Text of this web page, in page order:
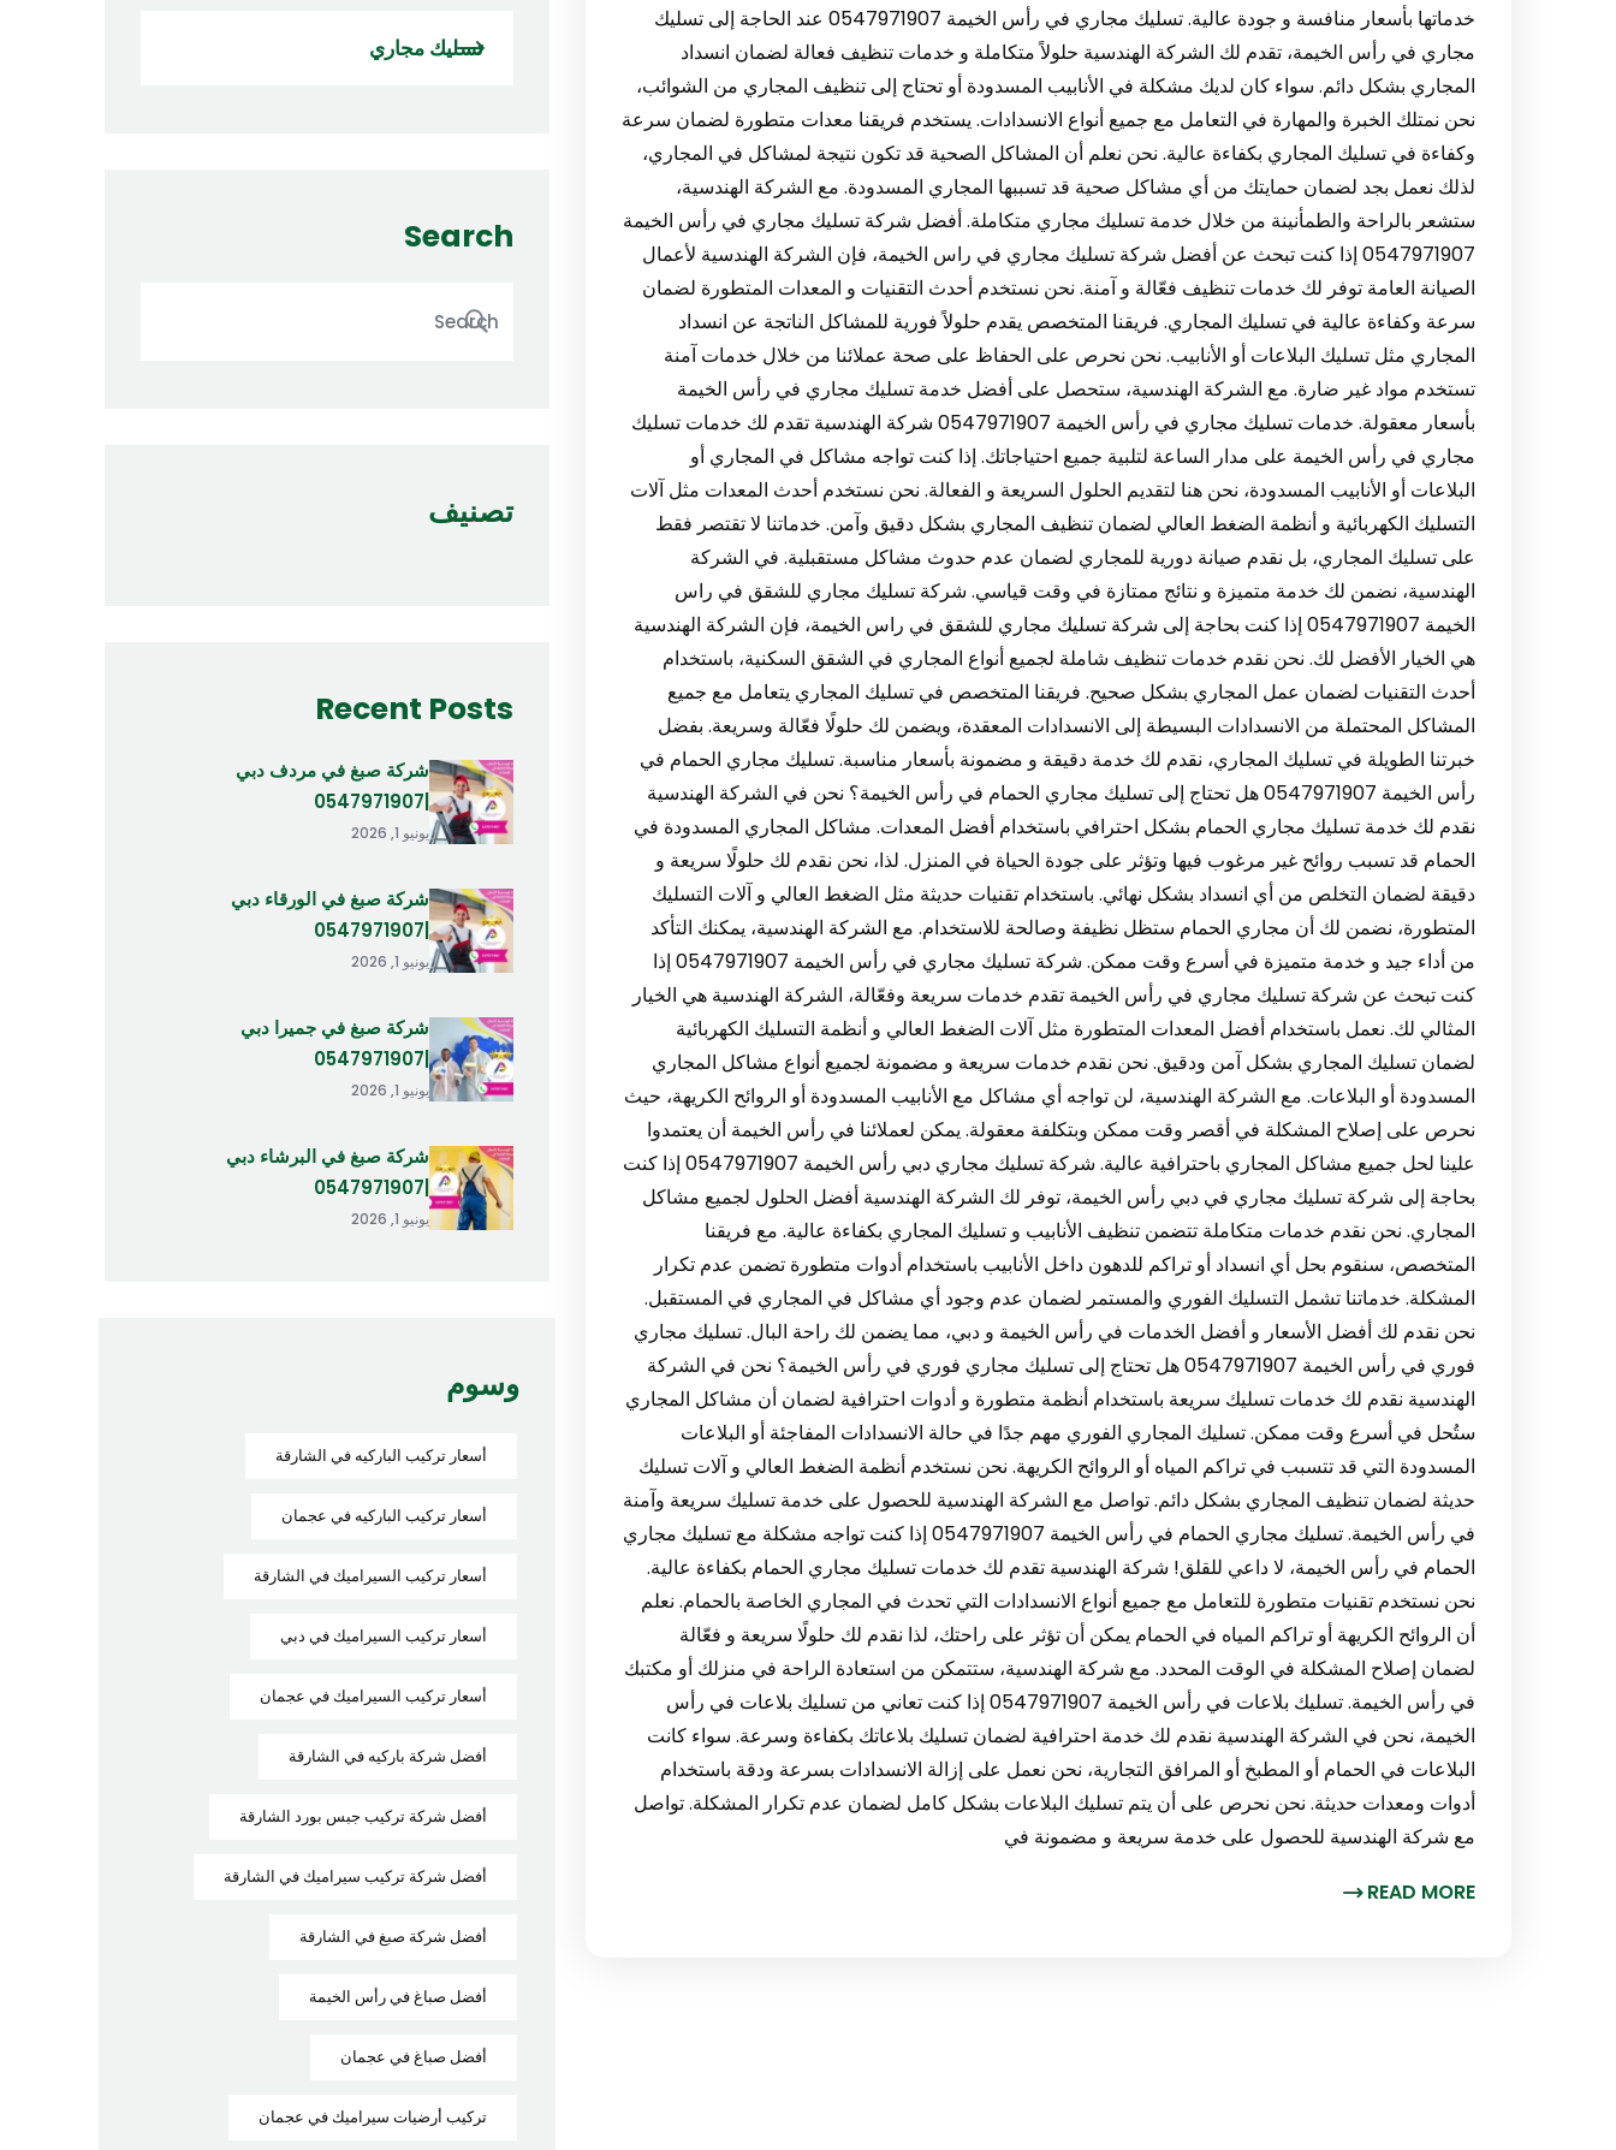
خدماتها بأسعار منافسة و جودة عالية. تسليك مجاري في رأس الخيمة 0547971907 عند الحاجة إلى تسليك
مجاري في رأس الخيمة، تقدم لك الشركة الهندسية حلولاً متكاملة و خدمات تنظيف فعالة لضمان انسداد
المجاري بشكل دائم. سواء كان لديك مشكلة في الأنابيب المسدودة أو تحتاج إلى تنظيف المجاري من الشوائب،
نحن نمتلك الخبرة والمهارة في التعامل مع جميع أنواع الانسدادات. يستخدم فريقنا معدات متطورة لضمان سرعة
وكفاءة في تسليك المجاري بكفاءة عالية. نحن نعلم أن المشاكل الصحية قد تكون نتيجة لمشاكل في المجاري،
لذلك نعمل بجد لضمان حمايتك من أي مشاكل صحية قد تسببها المجاري المسدودة. مع الشركة الهندسية،
ستشعر بالراحة والطمأنينة من خلال خدمة تسليك مجاري متكاملة. أفضل شركة تسليك مجاري في رأس الخيمة
0547971907 إذا كنت تبحث عن أفضل شركة تسليك مجاري في راس الخيمة، فإن الشركة الهندسية لأعمال
الصيانة العامة توفر لك خدمات تنظيف فعّالة و آمنة. نحن نستخدم أحدث التقنيات و المعدات المتطورة لضمان
سرعة وكفاءة عالية في تسليك المجاري. فريقنا المتخصص يقدم حلولاً فورية للمشاكل الناتجة عن انسداد
المجاري مثل تسليك البلاعات أو الأنابيب. نحن نحرص على الحفاظ على صحة عملائنا من خلال خدمات آمنة
تستخدم مواد غير ضارة. مع الشركة الهندسية، ستحصل على أفضل خدمة تسليك مجاري في رأس الخيمة
بأسعار معقولة. خدمات تسليك مجاري في رأس الخيمة 0547971907 شركة الهندسية تقدم لك خدمات تسليك
مجاري في رأس الخيمة على مدار الساعة لتلبية جميع احتياجاتك. إذا كنت تواجه مشاكل في المجاري أو
البلاعات أو الأنابيب المسدودة، نحن هنا لتقديم الحلول السريعة و الفعالة. نحن نستخدم أحدث المعدات مثل آلات
التسليك الكهربائية و أنظمة الضغط العالي لضمان تنظيف المجاري بشكل دقيق وآمن. خدماتنا لا تقتصر فقط
على تسليك المجاري، بل نقدم صيانة دورية للمجاري لضمان عدم حدوث مشاكل مستقبلية. في الشركة
الهندسية، نضمن لك خدمة متميزة و نتائج ممتازة في وقت قياسي. شركة تسليك مجاري للشقق في راس
الخيمة 0547971907 إذا كنت بحاجة إلى شركة تسليك مجاري للشقق في راس الخيمة، فإن الشركة الهندسية
هي الخيار الأفضل لك. نحن نقدم خدمات تنظيف شاملة لجميع أنواع المجاري في الشقق السكنية، باستخدام
أحدث التقنيات لضمان عمل المجاري بشكل صحيح. فريقنا المتخصص في تسليك المجاري يتعامل مع جميع
المشاكل المحتملة من الانسدادات البسيطة إلى الانسدادات المعقدة، ويضمن لك حلولًا فعّالة وسريعة. بفضل
خبرتنا الطويلة في تسليك المجاري، نقدم لك خدمة دقيقة و مضمونة بأسعار مناسبة. تسليك مجاري الحمام في
رأس الخيمة 0547971907 هل تحتاج إلى تسليك مجاري الحمام في رأس الخيمة؟ نحن في الشركة الهندسية
نقدم لك خدمة تسليك مجاري الحمام بشكل احترافي باستخدام أفضل المعدات. مشاكل المجاري المسدودة في
الحمام قد تسبب روائح غير مرغوب فيها وتؤثر على جودة الحياة في المنزل. لذا، نحن نقدم لك حلولًا سريعة و
دقيقة لضمان التخلص من أي انسداد بشكل نهائي. باستخدام تقنيات حديثة مثل الضغط العالي و آلات التسليك
المتطورة، نضمن لك أن مجاري الحمام ستظل نظيفة وصالحة للاستخدام. مع الشركة الهندسية، يمكنك التأكد
من أداء جيد و خدمة متميزة في أسرع وقت ممكن. شركة تسليك مجاري في رأس الخيمة 0547971907 إذا
كنت تبحث عن شركة تسليك مجاري في رأس الخيمة تقدم خدمات سريعة وفعّالة، الشركة الهندسية هي الخيار
المثالي لك. نعمل باستخدام أفضل المعدات المتطورة مثل آلات الضغط العالي و أنظمة التسليك الكهربائية
لضمان تسليك المجاري بشكل آمن ودقيق. نحن نقدم خدمات سريعة و مضمونة لجميع أنواع مشاكل المجاري
المسدودة أو البلاعات. مع الشركة الهندسية، لن تواجه أي مشاكل مع الأنابيب المسدودة أو الروائح الكريهة، حيث
نحرص على إصلاح المشكلة في أقصر وقت ممكن وبتكلفة معقولة. يمكن لعملائنا في رأس الخيمة أن يعتمدوا
علينا لحل جميع مشاكل المجاري باحترافية عالية. شركة تسليك مجاري دبي رأس الخيمة 0547971907 إذا كنت
بحاجة إلى شركة تسليك مجاري في دبي رأس الخيمة، توفر لك الشركة الهندسية أفضل الحلول لجميع مشاكل
المجاري. نحن نقدم خدمات متكاملة تتضمن تنظيف الأنابيب و تسليك المجاري بكفاءة عالية. مع فريقنا
المتخصص، سنقوم بحل أي انسداد أو تراكم للدهون داخل الأنابيب باستخدام أدوات متطورة تضمن عدم تكرار
المشكلة. خدماتنا تشمل التسليك الفوري والمستمر لضمان عدم وجود أي مشاكل في المجاري في المستقبل.
نحن نقدم لك أفضل الأسعار و أفضل الخدمات في رأس الخيمة و دبي، مما يضمن لك راحة البال. تسليك مجاري
فوري في رأس الخيمة 0547971907 هل تحتاج إلى تسليك مجاري فوري في رأس الخيمة؟ نحن في الشركة
الهندسية نقدم لك خدمات تسليك سريعة باستخدام أنظمة متطورة و أدوات احترافية لضمان أن مشاكل المجاري
ستُحل في أسرع وقت ممكن. تسليك المجاري الفوري مهم جدًا في حالة الانسدادات المفاجئة أو البلاعات
المسدودة التي قد تتسبب في تراكم المياه أو الروائح الكريهة. نحن نستخدم أنظمة الضغط العالي و آلات تسليك
حديثة لضمان تنظيف المجاري بشكل دائم. تواصل مع الشركة الهندسية للحصول على خدمة تسليك سريعة وآمنة
في رأس الخيمة. تسليك مجاري الحمام في رأس الخيمة 0547971907 إذا كنت تواجه مشكلة مع تسليك مجاري
الحمام في رأس الخيمة، لا داعي للقلق! شركة الهندسية تقدم لك خدمات تسليك مجاري الحمام بكفاءة عالية.
نحن نستخدم تقنيات متطورة للتعامل مع جميع أنواع الانسدادات التي تحدث في المجاري الخاصة بالحمام. نعلم
أن الروائح الكريهة أو تراكم المياه في الحمام يمكن أن تؤثر على راحتك، لذا نقدم لك حلولًا سريعة و فعّالة
لضمان إصلاح المشكلة في الوقت المحدد. مع شركة الهندسية، ستتمكن من استعادة الراحة في منزلك أو مكتبك
في رأس الخيمة. تسليك بلاعات في رأس الخيمة 0547971907 إذا كنت تعاني من تسليك بلاعات في رأس
الخيمة، نحن في الشركة الهندسية نقدم لك خدمة احترافية لضمان تسليك بلاعاتك بكفاءة وسرعة. سواء كانت
البلاعات في الحمام أو المطبخ أو المرافق التجارية، نحن نعمل على إزالة الانسدادات بسرعة ودقة باستخدام
أدوات ومعدات حديثة. نحن نحرص على أن يتم تسليك البلاعات بشكل كامل لضمان عدم تكرار المشكلة. تواصل
مع شركة الهندسية للحصول على خدمة سريعة و مضمونة في
READ MORE
تسليك مجاري
Search
تصنيف
Recent Posts
شركة صبغ في مردف دبي
يونيو 1, 2026
شركة صبغ في الورقاء دبي
يونيو 1, 2026
شركة صبغ في جميرا دبي
يونيو 1, 2026
شركة صبغ في البرشاء دبي
يونيو 1, 2026
وسوم
أسعار تركيب الباركيه في الشارقة
أسعار تركيب الباركيه في عجمان
أسعار تركيب السيراميك في الشارقة
أسعار تركيب السيراميك في دبي
أسعار تركيب السيراميك في عجمان
أفضل شركة باركيه في الشارقة
أفضل شركة تركيب جبس بورد الشارقة
أفضل شركة تركيب سيراميك في الشارقة
أفضل شركة صبغ في الشارقة
أفضل صباغ في رأس الخيمة
أفضل صباغ في عجمان
تركيب أرضيات سيراميك في عجمان